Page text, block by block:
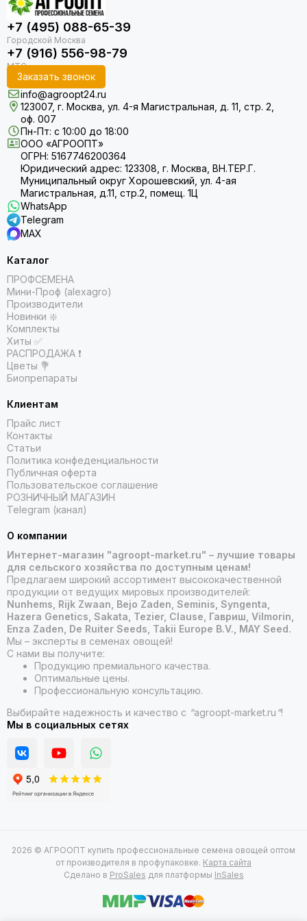
Высокое качество. Предлагаем сертифицированные
семена с отличной всхожестью, дающие здоровые и
ароматные растения.
Двойная польза
блюдам, так и природным антисептиком для лечебных
чаев и настоев.
Надежная доставка
семян в любой регион России с сохранением их
посевных качеств.
Особенности выращивания тимьяна
Тимьян неприхотлив и может расти как в открытом грунте,
так и в контейнерах. Растение предпочитает солнечные
места и хорошо дренированную почву. При правильном
уходе один куст может радовать своим ароматом и
целебными свойствами несколько лет подряд.
Агроопт — надежный партнер садовода
Выбирая семена тимьяна в Агроопт, вы получаете
качественный посевной материал и профессиональную
поддержку в выращивании этой ценной пряности.
Закажите семена тимьяна в Агроопт и создайте
свой ароматный сад целебных трав!
+7 (495) 088-65-39
+7 (916) 556-98-79
Заказать звонок
info@agroopt24.ru
123007, г. Москва, ул. 4-я Магистральная, д. 11, стр. 2,
оф. 007
Пн-Пт: с 10:00 до 18:00
ООО «АГРООПТ»
ОГРН: 5167746200364
Юридический адрес: 123308, г. Москва, ВН.ТЕР.Г.
Муниципальный округ Хорошевский, ул. 4-ая
Магистральная, д.11, стр.2, помещ. 1Ц
WhatsApp
Telegram
MAX
Каталог
ПРОФСЕМЕНА
Мини-Проф (alexagro)
Производители
Новинки ❇️
Комплекты
Хиты ✅
РАСПРОДАЖА ❗️
Цветы 💐
Биопрепараты
Клиентам
Прайс лист
Контакты
Статьи
Политика конфеденциальности
Публичная оферта
Пользовательское соглашение
РОЗНИЧНЫЙ МАГАЗИН
Telegram (канал)
О компании
Интернет-магазин "agroopt-market.ru" – лучшие товары
для сельского хозяйства по доступным ценам!
Предлагаем широкий ассортимент высококачественной
продукции от ведущих мировых производителей:
Nunhems, Rijk Zwaan, Bejo Zaden, Seminis, Syngenta,
Hazera Genetics, Sakata, Tezier, Clause, Гавриш, Vilmorin,
Enza Zaden, De Ruiter Seeds, Takii Europe B.V., MAY Seed.
Мы – эксперты в семенах овощей!
С нами вы получите:
Продукцию премиального качества.
Оптимальные цены.
Профессиональную консультацию.
Выбирайте надежность и качество с "agroopt-market.ru "!
Мы в социальных сетях
2026 © АГРООПТ купить профессиональные семена овощей оптом
от производителя в профупаковке. Карта сайта
Сделано в ProSales для платформы InSales